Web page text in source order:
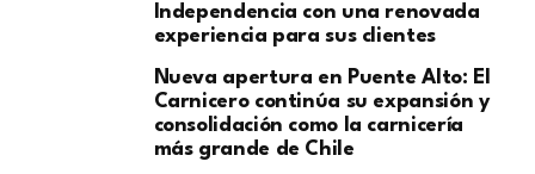
Independencia con una renovada
experiencia para sus clientes
Nueva apertura en Puente Alto: El
Carnicero continúa su expansión y
consolidación como la carnicería
más grande de Chile